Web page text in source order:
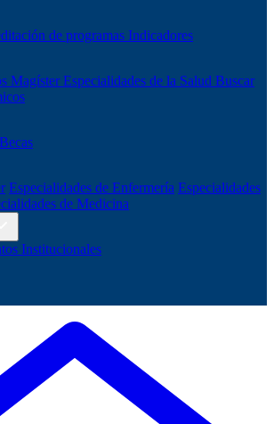
de programas Indicadores
Magíster Especialidades de la Salud Buscar
Becas
Especialidades de Enfermería Especialidades
de Medicina
Institucionales